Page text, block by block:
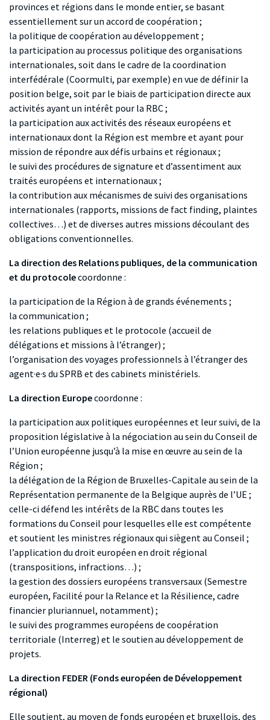
provinces et régions dans le monde entier, se basant
essentiellement sur un accord de coopération ;
la politique de coopération au développement ;
la participation au processus politique des organisations
internationales, soit dans le cadre de la coordination
interfédérale (Coormulti, par exemple) en vue de définir la
position belge, soit par le biais de participation directe aux
activités ayant un intérêt pour la RBC ;
la participation aux activités des réseaux européens et
internationaux dont la Région est membre et ayant pour
mission de répondre aux défis urbains et régionaux ;
le suivi des procédures de signature et d’assentiment aux
traités européens et internationaux ;
la contribution aux mécanismes de suivi des organisations
internationales (rapports, missions de fact finding, plaintes
collectives…) et de diverses autres missions découlant des
obligations conventionnelles.
La direction des Relations publiques, de la communication
et du protocolecoordonne :
la participation de la Région à de grands événements ;
la communication ;
les relations publiques et le protocole (accueil de
délégations et missions à l’étranger) ;
l’organisation des voyages professionnels à l’étranger des
agent·e·s du SPRB et des cabinets ministériels.
La direction Europecoordonne :
la participation aux politiques européennes et leur suivi, de la
proposition législative à la négociation au sein du Conseil de
l’Union européenne jusqu’à la mise en œuvre au sein de la
Région ;
la délégation de la Région de Bruxelles-Capitale au sein de la
Représentation permanente de la Belgique auprès de l’UE ;
celle-ci défend les intérêts de la RBC dans toutes les
formations du Conseil pour lesquelles elle est compétente
et soutient les ministres régionaux qui siègent au Conseil ;
l’application du droit européen en droit régional
(transpositions, infractions…) ;
la gestion des dossiers européens transversaux (Semestre
européen, Facilité pour la Relance et la Résilience, cadre
financier pluriannuel, notamment) ;
le suivi des programmes européens de coopération
territoriale (Interreg) et le soutien au développement de
projets.
La direction FEDER (Fonds européen de Développement
régional)
Elle soutient, au moyen de fonds européen et bruxellois, des